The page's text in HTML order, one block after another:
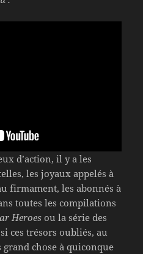
d’action, il y a les
les joyaux appelés à
firmament, les abonnés à
toutes les compilations
Heroes ou la série des
ces trésors oubliés, au
chose à quiconque